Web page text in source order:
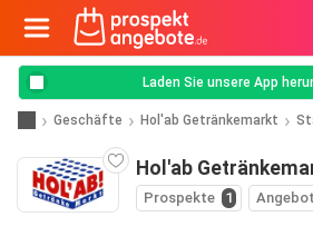
Laden Sie unsere App
Geschäfte Hol'ab Getränkemarkt
Hol'ab
Prospekte 1